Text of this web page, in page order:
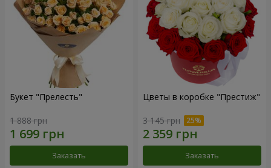
Букет "Прелесть"
1 888 грн
Заказать
Цветы в коробке "Престиж"
3 145 грн
Заказать